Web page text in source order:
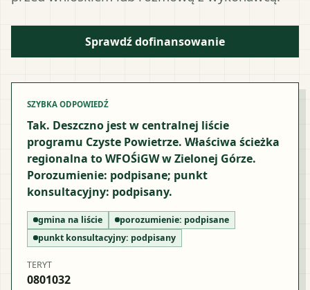
Sprawdź dofinansowanie
SZYBKA ODPOWIEDŹ
Tak. Deszczno jest w centralnej liście
programu Czyste Powietrze. Właściwa ścieżka
regionalna to WFOŚiGW w Zielonej Górze.
Porozumienie: podpisane; punkt
konsultacyjny: podpisany.
gmina na liście porozumienie: podpisane
punkt konsultacyjny: podpisany
TERYT
0801032